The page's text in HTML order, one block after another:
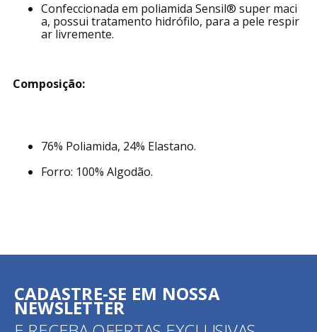
Confeccionada em poliamida Sensil® super maci
a, possui tratamento hidrófilo, para a pele respir
ar livremente.
Composição:
76% Poliamida, 24% Elastano.
Forro: 100% Algodão.
CADASTRE-SE EM NOSSA
NEWSLETTER